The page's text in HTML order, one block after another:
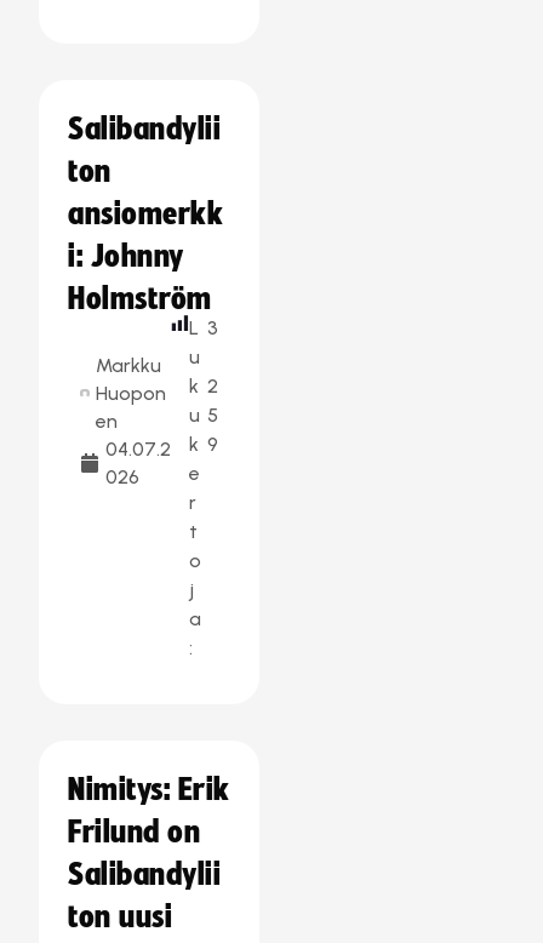
Salibandylii
ton
ansiomerkk
i: Johnny
Holmström
Markku
Huopon
en
04.07.2
026
L
u
k
u
k
e
r
t
o
j
a
:
3
2
5
9
Nimitys: Erik
Frilund on
Salibandylii
ton uusi